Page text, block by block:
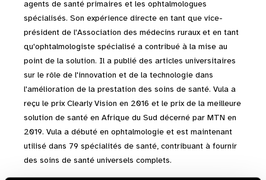
agents de santé primaires et les ophtalmologues
spécialisés. Son expérience directe en tant que vice-
président de l'Association des médecins ruraux et en tant
qu'ophtalmologiste spécialisé a contribué à la mise au
point de la solution. Il a publié des articles universitaires
sur le rôle de l'innovation et de la technologie dans
l'amélioration de la prestation des soins de santé. Vula a
reçu le prix Clearly Vision en 2016 et le prix de la meilleure
solution de santé en Afrique du Sud décerné par MTN en
2019. Vula a débuté en ophtalmologie et est maintenant
utilisé dans 79 spécialités de santé, contribuant à fournir
des soins de santé universels complets.